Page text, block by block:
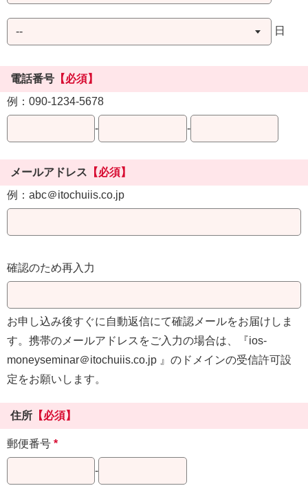
日
電話番号 【必須】
例：090-1234-5678
- -
メールアドレス 【必須】
例：abc＠itochuiis.co.jp
確認のため再入力
お申し込み後すぐに自動返信にて確認メールをお届けしま
す。携帯のメールアドレスをご入力の場合は、『ios-
moneyseminar＠itochuiis.co.jp 』のドメインの受信許可設
定をお願いします。
住所 【必須】
郵便番号 *
-